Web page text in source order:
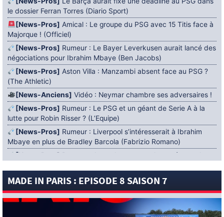
le dossier Ferran Torres (Diario Sport)
[News-Pros] Amical : Le groupe du PSG avec 15 Titis face à
Majorque ! (Officiel)
[News-Pros] Rumeur : Le Bayer Leverkusen aurait lancé des
négociations pour Ibrahim Mbaye (Ben Jacobs)
[News-Pros] Aston Villa : Manzambi absent face au PSG ?
(The Athletic)
[News-Anciens] Vidéo : Neymar chambre ses adversaires !
[News-Pros] Rumeur : Le PSG et un géant de Serie A à la
lutte pour Robin Risser ? (L’Equipe)
[News-Pros] Rumeur : Liverpool s’intéresserait à Ibrahim
Mbaye en plus de Bradley Barcola (Fabrizio Romano)
[News-Pros]
Rumeur : Accord contractuel trouvé entre le
[News-Pros]Rumeur : Le PSG aurait lancé un ultimatum
4 AOÛT 2026
MADE IN PARIS : EPISODE 8 SAISON 7